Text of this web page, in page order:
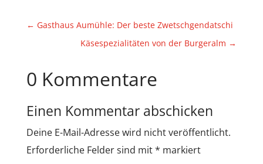
← Gasthaus Aumühle: Der beste Zwetschgendatschi
Käsespezialitäten von der Burgeralm →
0 Kommentare
Einen Kommentar abschicken
Deine E-Mail-Adresse wird nicht veröffentlicht.
Erforderliche Felder sind mit* markiert